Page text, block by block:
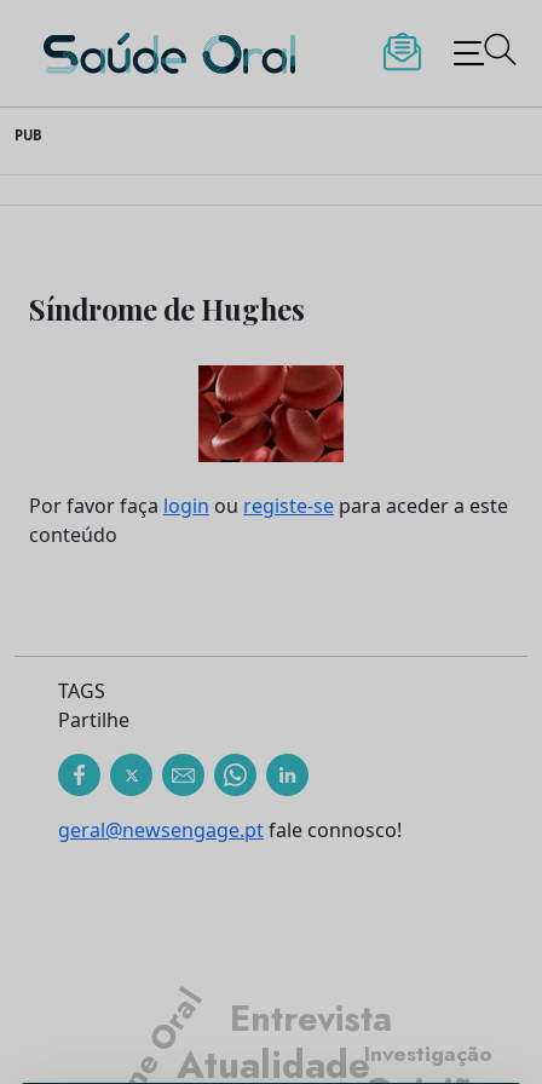
to
content
Saúde Oral
PUB
Síndrome de Hughes
Por favor faça login ou registe-se para aceder a este
conteúdo
TAGS
Partilhe
geral@newsengage.ptfale connosco!
Atualidade
Entrevista
Investigação